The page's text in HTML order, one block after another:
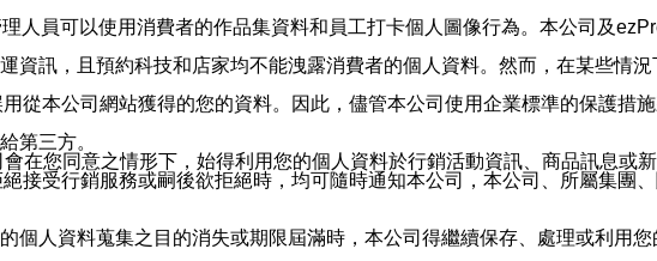
人員可以使用消費者的作品集資料和員工打卡個人圖像行為。本公司及
資訊，且預約科技和店家均不能洩露消費者的個人資料。然而，在某些情
從本公司網站獲得的您的資料。因此，儘管本公司使用企業標準的保護措
第三方。
在您同意之情形下，始得利用您的個人資料於行銷活動資訊、商品訊息或
接受行銷服務或嗣後欲拒絕時，均可隨時通知本公司，本公司、所屬集團
人資料蒐集之目的消失或期限屆滿時，本公司得繼續保存、處理或利用您